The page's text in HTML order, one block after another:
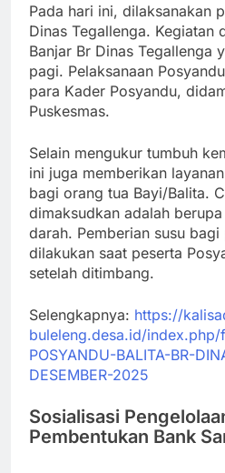
Pada hari ini, dilaksanakan
Dinas Tegallenga. Kegiatan
Banjar Br Dinas Tegallenga
pagi. Pelaksanaan
para Kader Posyandu,
Puskesmas.
Selain mengukur tumbuh
ini juga memberikan
bagi orang tua Bayi/Balita.
dimaksudkan adalah
darah. Pemberian susu
dilakukan saat peserta
setelah ditimbang.
Selengkapnya: https://
buleleng.desa.id/
POSYANDU-BALITA-BR-
DESEMBER-2025
Sosialisasi
Pembentukan Bank